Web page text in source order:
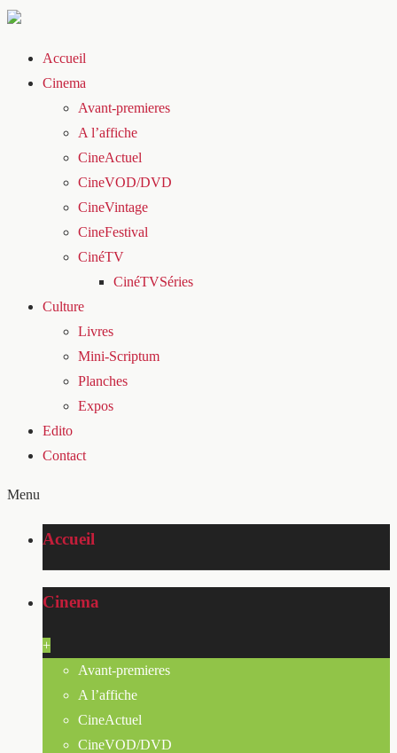
Accueil
Cinema
Avant-premieres
A l’affiche
CineActuel
CineVOD/DVD
CineVintage
CineFestival
CinéTV
CinéTVSéries
Culture
Livres
Mini-Scriptum
Planches
Expos
Edito
Contact
Menu
Accueil
Cinema
+
Avant-premieres
A l’affiche
CineActuel
CineVOD/DVD